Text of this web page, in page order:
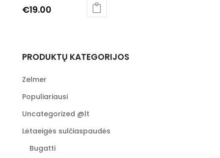
€19.00
multiple
The
may
be
on
the
PRODUKTŲ KATEGORIJOS
Zelmer
Populiariausi
Uncategorized @lt
Lėtaeigės sulčiaspaudės
Bugatti